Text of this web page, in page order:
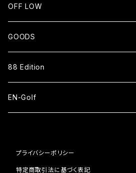
長袖Tシャツ
スウェット
NEKO⇄OKEN
長袖Tシャツ
バッグ
SMOKE WOLF⇄狼煙
EN=猿
OFF LOW
SENTO
長袖Tシャツ
パーカー
ブルゾン
GOODS
CAP
HAT
BAG
88 Edition
ベースボールシャツ
キャップ
EN-Golf
ピステ
PAR109 2H
プライバシーポリシー
特定商取引法に基づく表記